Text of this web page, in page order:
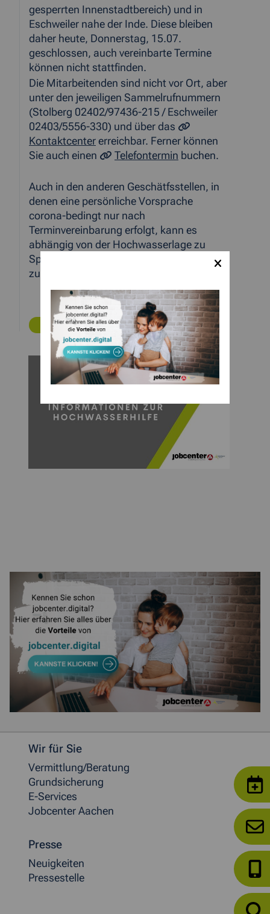
gesperrten Innenstadtbereich) und in
Eschweiler nahe der Inde. Diese bleiben
daher heute, Donnerstag, 15.07.
geschlossen, auch vereinbarte Termine
können nicht stattfinden.
Die Mitarbeitenden sind nicht vor Ort, aber
unter den jeweiligen Sammelrufnummern
(Stolberg 02402/97436-215 / Eschweiler
02403/5556-330) und über das
Kontaktcenter erreichbar. Ferner können
Sie auch einen
Telefontermin buchen.
Auch in den anderen Geschätfsstellen, in
denen eine persönliche Vorsprache
corona-bedingt nur nach
Terminvereinbarung erfolgt, kann es
abhängig von der Hochwasserlage zu
Sperrungen und Stromausfällen und daher
zu kurzfristigen Schließungen kommen.
ZURÜCK
Weitere allgemeine Informationen
Wir für Sie
Vermittlung/Beratung
Grundsicherung
E-Services
Jobcenter Aachen
Presse
Neuigkeiten
Pressestelle